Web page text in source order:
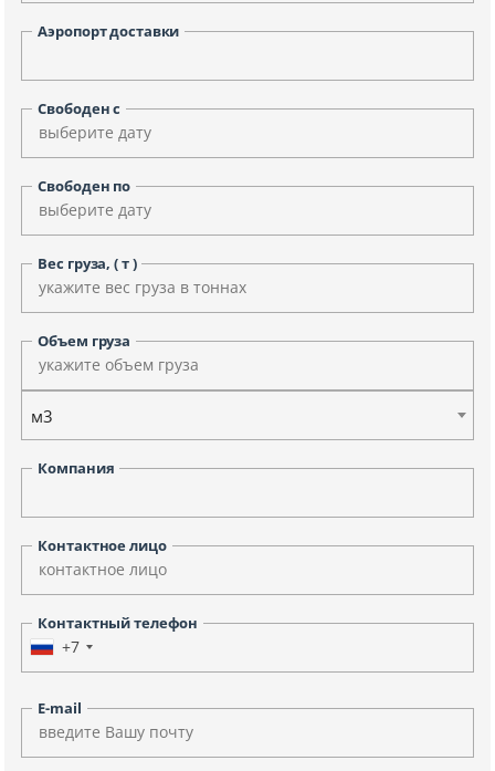
Аэропорт доставки
Свободен с
Свободен по
Вес груза, ( т )
Объем груза
м3
Компания
Контактное лицо
Контактный телефон
+7
E-mail